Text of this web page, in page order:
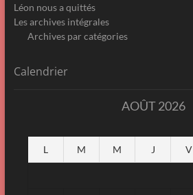
Léon nous a quittés
Les archives intégrales
Archives par catégories
Calendrier
AOÛT 2026
L M M J V